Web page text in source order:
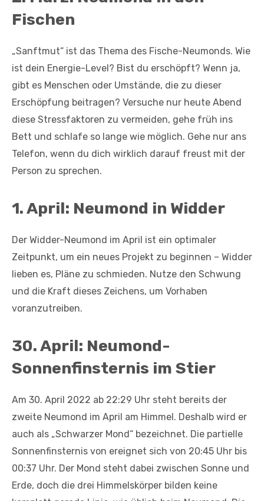
Fischen
„Sanftmut“ ist das Thema des Fische-Neumonds. Wie
ist dein Energie-Level? Bist du erschöpft? Wenn ja,
gibt es Menschen oder Umstände, die zu dieser
Erschöpfung beitragen? Versuche nur heute Abend
diese Stressfaktoren zu vermeiden, gehe früh ins
Bett und schlafe so lange wie möglich. Gehe nur ans
Telefon, wenn du dich wirklich darauf freust mit der
Person zu sprechen.
1. April: Neumond in Widder
Der Widder-Neumond im April ist ein optimaler
Zeitpunkt, um ein neues Projekt zu beginnen – Widder
lieben es, Pläne zu schmieden. Nutze den Schwung
und die Kraft dieses Zeichens, um Vorhaben
voranzutreiben.
30. April: Neumond-
Sonnenfinsternis im Stier
Am 30. April 2022 ab 22:29 Uhr steht bereits der
zweite Neumond im April am Himmel. Deshalb wird er
auch als „Schwarzer Mond“ bezeichnet. Die partielle
Sonnenfinsternis von ereignet sich von 20:45 Uhr bis
00:37 Uhr. Der Mond steht dabei zwischen Sonne und
Erde, doch die drei Himmelskörper bilden keine